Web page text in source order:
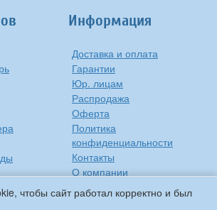
чтобы сайт работал корректно и был
Информация
Доставка и оплата
Гарантии
Юр. лицам
Распродажа
Оферта
Политика
конфиденциальности
Контакты
О компании
Сиропы Monin
Виды барного стекла